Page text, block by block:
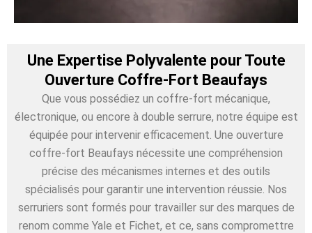
Une Expertise Polyvalente pour Toute
Ouverture Coffre-Fort Beaufays
Que vous possédiez un coffre-fort mécanique,
électronique, ou encore à double serrure, notre équipe est
équipée pour intervenir efficacement. Une ouverture
coffre-fort Beaufays nécessite une compréhension
précise des mécanismes internes et des outils
spécialisés pour garantir une intervention réussie. Nos
serruriers sont formés pour travailler sur des marques de
renom comme Yale et Fichet, et ce, sans compromettre